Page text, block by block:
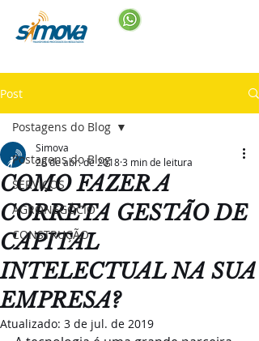
Post
Postagens do Blog
SERVIÇOS
AGRONEGÓCIO
CONSTRUÇÃO
Postagens do Blog
COMO FAZER A
CORRETA GESTÃO DE
CAPITAL
INTELECTUAL NA SUA
EMPRESA?
Simova
26 de abr. de 20183 min de leitura
Atualizado: 3 de jul. de 2019